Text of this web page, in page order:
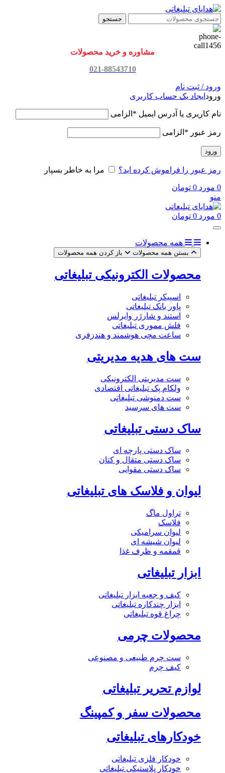
جستجو
مشاوره و خرید محصولات
021-88543710
ورود / ثبت نام
ورود ایجاد یک حساب کاربری
نام کاربری یا آدرس ایمیل * الزامی
رمز عبور * الزامی
ورود
رمز عبور را فراموش کرده اید؟ مرا به خاطر بسپار
0 مورد 0 تومان
منو
0 مورد 0 تومان
همه محصولات
بستن همه محصولات باز کردن همه محصولات
محصولات الکترونیکی تبلیغاتی
اسپیکر تبلیغاتی
پاور بانک تبلیغاتی
استند و شارژر وایرلس
فلش مموری تبلیغاتی
ساعت مچی هوشمند و هندزفری
ست های هدیه مدیریتی
ست مدیریتی الکترونیکی
ولکام پک تبلیغاتی اقتصادی
ست دمنوشی تبلیغاتی
ست های سرسید
ساک دستی تبلیغاتی
ساک دستی پارچه ای
ساک دستی متقال و کتان
ساک دستی مقوایی
لیوان و فلاسک های تبلیغاتی
تراول ماگ
فلاسک
لیوان سرامیکی
لیوان شیشه ای
قمقمه و ظرف غذا
ابزار تبلیغاتی
کیف و جعبه ابزار تبلیغاتی
ابزار چندکاره تبلیغاتی
چراغ قوه تبلیغاتی
محصولات چرمی
ست چرم طبیعی و مصنوعی
کیف چرم
لوازم تحریر تبلیغاتی
محصولات سفر و کمپینگ
خودکارهای تبلیغاتی
خودکار فلزی تبلیغاتی
خودکار پلاستیکی تبلیغاتی